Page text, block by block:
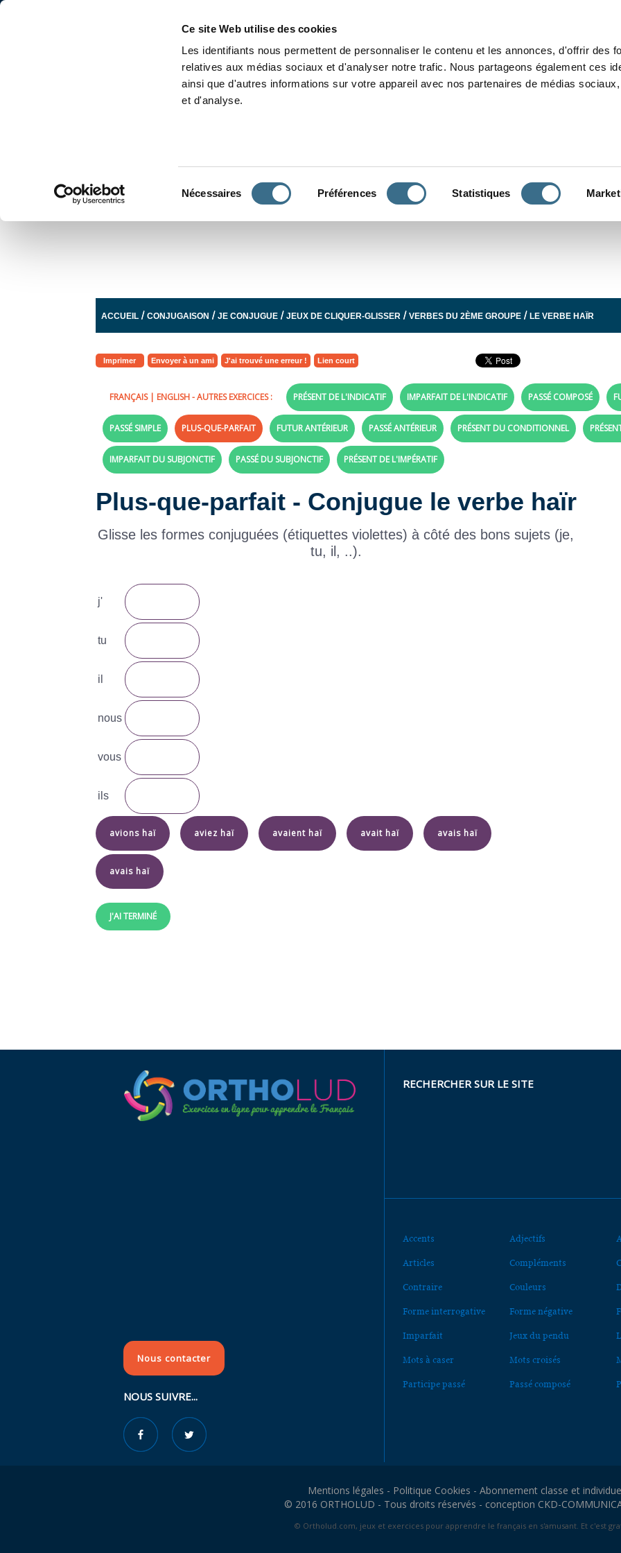
Ce site Web utilise des cookies
Les identifiants nous permettent de personnaliser le contenu et les annonces, d'offrir des
relatives aux médias sociaux et d'analyser notre trafic. Nous partageons également ces
ainsi que d'autres informations sur votre appareil avec nos partenaires de médias
et d'analyse.
Nécessaires Préférences Statistiques
ACCUEIL /CONJUGAISON /JE CONJUGUE /JEUX DE CLIQUER-GLISSER /VERBES DU 2ÈME GROUPE /LE VERBE HAÏR
Imprimer Envoyer à un ami J'ai trouvé une erreur ! Lien court
FRANÇAIS| ENGLISH- AUTRES EXERCICES : PRÉSENT DE L'INDICATIF IMPARFAIT DE L'INDICATIF PASSÉ COMPOSÉ
PASSÉ SIMPLE PLUS-QUE-PARFAIT FUTUR ANTÉRIEUR PASSÉ ANTÉRIEUR PRÉSENT DU CONDITIONNEL
IMPARFAIT DU SUBJONCTIF PASSÉ DU SUBJONCTIF PRÉSENT DE L'IMPÉRATIF
Plus-que-parfait - Conjugue le verbe haïr
Glisse les formes conjuguées (étiquettes violettes) à côté des bons sujets (je,
tu, il, ..).
j'
tu
il
nous
vous
ils
avions haï aviez haï avaient haï avait haï avais haï
avais haï
J'AI TERMINÉ
Nous contacter
NOUS SUIVRE...
RECHERCHER SUR LE SITE
Accents Adjectifs
Articles Compléments
Contraire Couleurs
Forme interrogative Forme négative
Imparfait Jeux du pendu
Mots à caser Mots croisés
Participe passé Passé composé
Mentions légales - Politique Cookies - Abonnement classe et
© 2016 ORTHOLUD - Tous droits réservés - conception CKD-
© Ortholud.com, jeux et exercices pour apprendre le français en s'amusant. Et c'est